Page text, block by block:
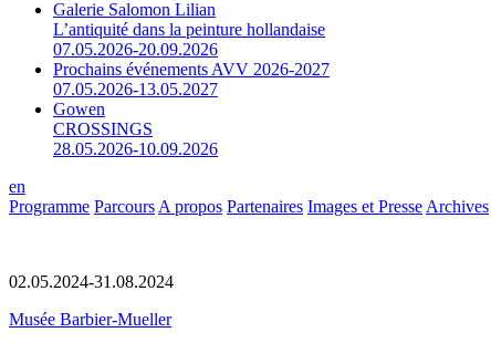
Galerie Salomon Lilian
L’antiquité dans la peinture hollandaise
07.05.2026-20.09.2026
Prochains événements AVV 2026-2027
07.05.2026-13.05.2027
Gowen
CROSSINGS
28.05.2026-10.09.2026
en
Programme Parcours A propos Partenaires Images et Presse Archives
02.05.2024-31.08.2024
Musée Barbier-Mueller